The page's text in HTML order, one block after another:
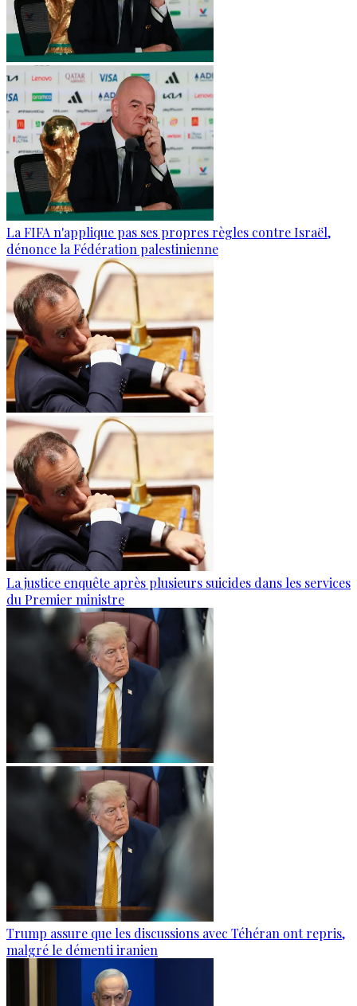
La FIFA n'applique pas ses propres règles contre Israël,
dénonce la Fédération palestinienne
La justice enquête après plusieurs suicides dans les services
du Premier ministre
Trump assure que les discussions avec Téhéran ont repris,
malgré le démenti iranien